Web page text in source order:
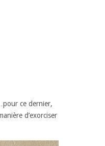
ce dernier,
d’exorciser